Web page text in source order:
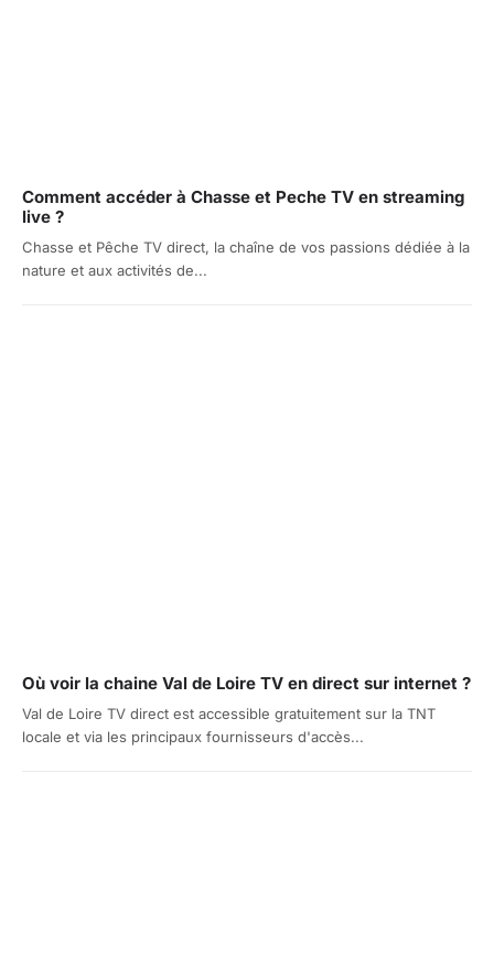
Comment accéder à Chasse et Peche TV en streaming
live ?
Chasse et Pêche TV direct, la chaîne de vos passions dédiée à la
nature et aux activités de...
Où voir la chaine Val de Loire TV en direct sur internet ?
Val de Loire TV direct est accessible gratuitement sur la TNT
locale et via les principaux fournisseurs d'accès...